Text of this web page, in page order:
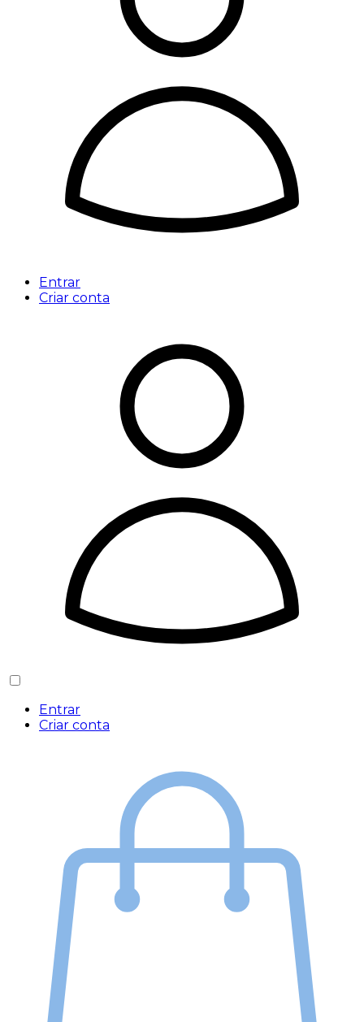
Entrar
Criar conta
Entrar
Criar conta